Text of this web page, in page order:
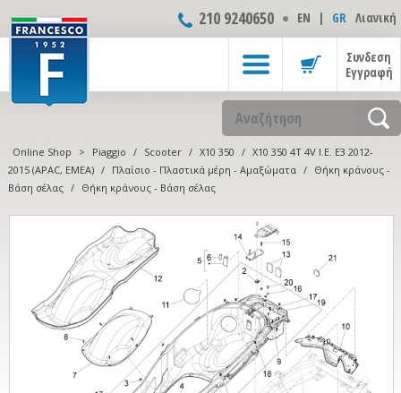
210 9240650 ΕΝ | GR Λιανική
Συνδεση
Εγγραφή
Online Shop > Piaggio / Scooter / X10 350 / X10 350 4T 4V I.E. E3 2012-
2015 (APAC, EMEA) / Πλαίσιο - Πλαστικά μέρη - Αμαξώματα / Θήκη κράνους -
Βάση σέλας / Θήκη κράνους - Βάση σέλας